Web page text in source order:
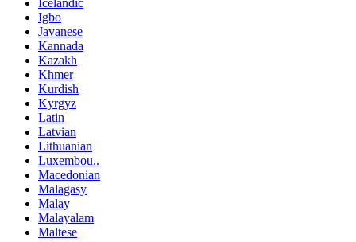
Igbo
Javanese
Kannada
Kazakh
Khmer
Kurdish
Kyrgyz
Latin
Latvian
Lithuanian
Luxembou..
Macedonian
Malagasy
Malay
Malayalam
Maltese